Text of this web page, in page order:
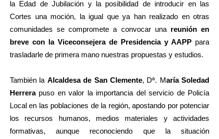
la Edad de Jubilación y la posibilidad de introducir en las
Cortes una moción, la igual que ya han realizado en otras
comunidades se compromete a convocar una reunión en
breve con la Viceconsejera de Presidencia y AAPP para
trasladarle de primera mano nuestras propuestas y estudios.
También la Alcaldesa de San Clemente, Dª. María Soledad
Herrerapuso en valor la importancia del servicio de Policía
Local en las poblaciones de la región, apostando por potenciar
los recursos humanos, medios materiales y actividades
formativas, aunque reconociendo que la situación